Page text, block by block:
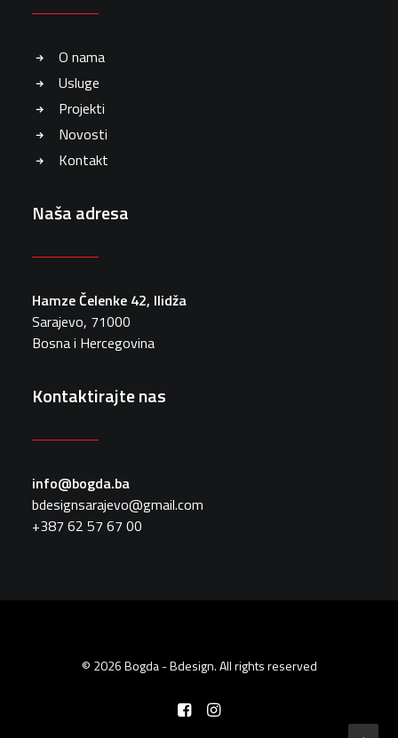
O nama
Usluge
Projekti
Novosti
Kontakt
Naša adresa
Hamze Čelenke 42, Ilidža
Sarajevo, 71000
Bosna i Hercegovina
Kontaktirajte nas
info@bogda.ba
bdesignsarajevo@gmail.com
+387 62 57 67 00
© 2026 Bogda - Bdesign. All rights reserved